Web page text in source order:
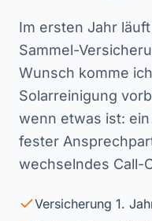
Im ersten Jahr
Sammel-
Wunsch komme
Solarreinigung
wenn etwas ist:
fester
wechselndes Call-
Versicherung 1.